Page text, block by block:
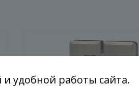
удобной работы сайта.